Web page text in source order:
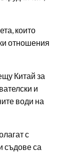
които
отношения
Китай за
и
води на
с
съдове са